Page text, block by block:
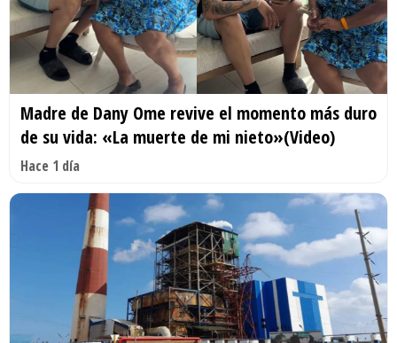
Madre de Dany Ome revive el momento más duro
de su vida: «La muerte de mi nieto»(Video)
Hace 1 día